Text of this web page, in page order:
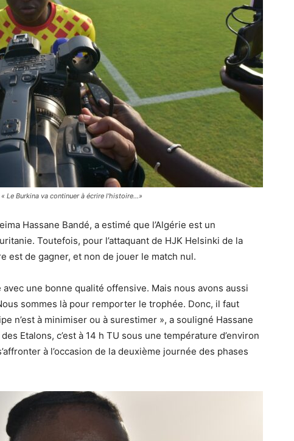
Le Burkina va continuer à écrire l’histoire…»
Hassane Bandé, a estimé que l’Algérie est un
Toutefois, pour l’attaquant de HJK Helsinki de la
est de gagner, et non de jouer le match nul.
une bonne qualité offensive. Mais nous avons aussi
sommes là pour remporter le trophée. Donc, il faut
n’est à minimiser ou à surestimer », a souligné Hassane
Etalons, c’est à 14 h TU sous une température d’environ
à l’occasion de la deuxième journée des phases